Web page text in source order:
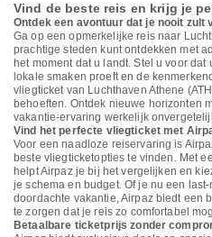
Vind de beste reis en krijg je
Ontdek een avontuur dat je nooit zult
Ga op een opmerkelijke reis naar
prachtige steden kunt ontdekken met
het moment dat u landt. Stel u voor
lokale smaken proeft en de
vliegticket van Luchthaven Athene
behoeften. Ontdek nieuwe horizonten
vakantie-ervaring werkelijk
Vind het perfecte vliegticket met
Voor een naadloze reiservaring is
beste vliegticketopties te vinden. Met
helpt Airpaz je bij het vergelijken en
je schema en budget. Of je nu een
doordachte vakantie, Airpaz biedt een
te zorgen dat je reis zo comfortabel
Betaalbare ticketprijs zonder